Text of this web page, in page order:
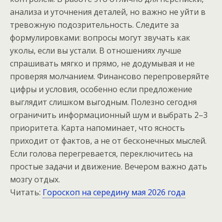
анализа и уточнения деталей, но важно не уйти в
тревожную подозрительность. Следите за
формулировками: вопросы могут звучать как
уколы, если вы устали. В отношениях лучше
спрашивать мягко и прямо, не додумывая и не
проверяя молчанием. Финансово перепроверяйте
цифры и условия, особенно если предложение
выглядит слишком выгодным. Полезно сегодня
ограничить информационный шум и выбрать 2–3
приоритета. Карта напоминает, что ясность
приходит от фактов, а не от бесконечных мыслей.
Если голова перегревается, переключитесь на
простые задачи и движение. Вечером важно дать
мозгу отдых.
Читать: Гороскоп на середину мая 2026 года